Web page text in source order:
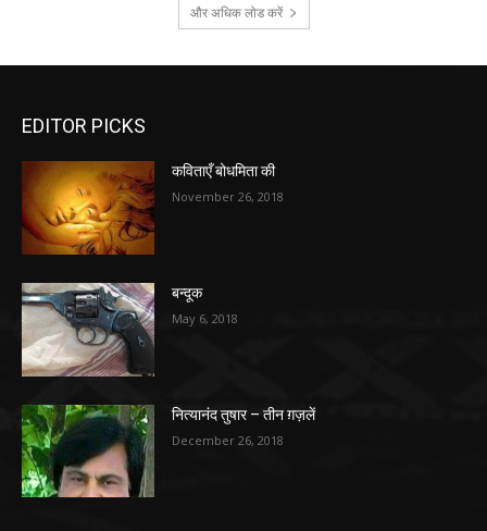
और अधिक लोड करें
EDITOR PICKS
कविताएँ बोधमिता की
November 26, 2018
बन्दूक
May 6, 2018
नित्यानंद तुषार – तीन ग़ज़लें
December 26, 2018